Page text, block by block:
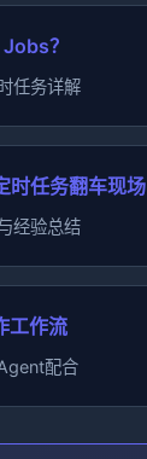
？
任务详解
时任务翻车现场
经验总结
工作流
配合